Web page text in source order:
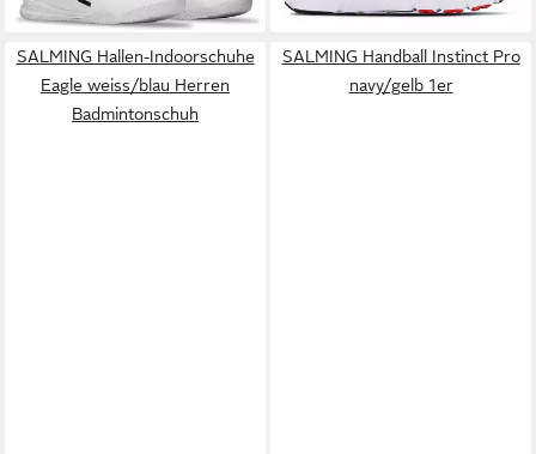
in 4-5 Werktagen bei dir in 4-5 Werktagen bei dir
SALMING Hallen-Indoorschuhe
Eagle weiss/blau Herren
Badmintonschuh
SALMING Handball Instinct Pro
navy/gelb 1er